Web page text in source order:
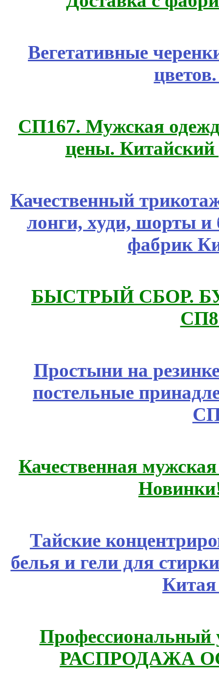
Вегетативные
СП167. Мужская
цены.
Качественный
лонги, худи, шорты
фабрик
БЫСТРЫЙ СБОР.
Простыни на
постельные
Качественная
Тайские
белья и гели для
Профессиональный
РАСПРОДАЖА